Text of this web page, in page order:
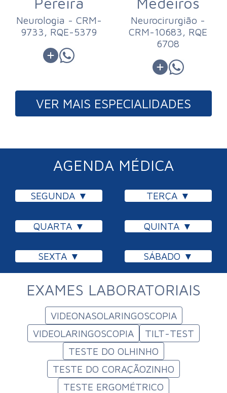
Neurologia - CRM-
9733, RQE-5379
Neurocirurgião -
CRM-10683, RQE
6708
VER MAIS ESPECIALIDADES
AGENDA MÉDICA
SEGUNDA TERÇA
QUARTA QUINTA
SEXTA SÁBADO
EXAMES LABORATORIAIS
VIDEONASOLARINGOSCOPIA
VIDEOLARINGOSCOPIA
TILT-TEST
TESTE DO OLHINHO
TESTE DO CORAÇÃOZINHO
TESTE ERGOMÉTRICO